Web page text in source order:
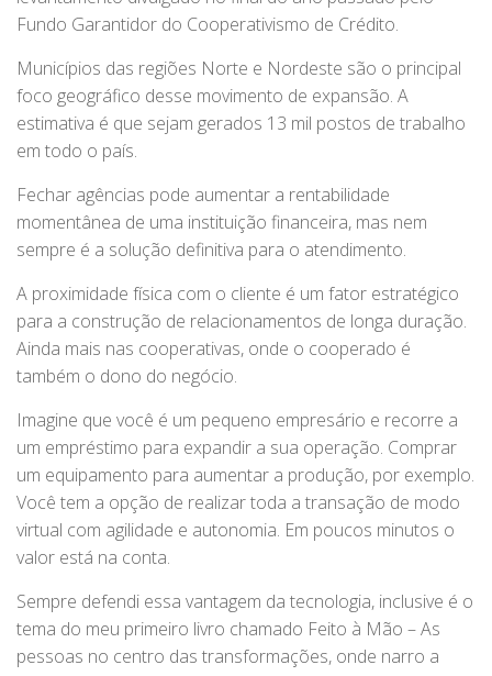
Fundo Garantidor do Cooperativismo de Crédito.
Municípios das regiões Norte e Nordeste são o principal
foco geográfico desse movimento de expansão. A
estimativa é que sejam gerados 13 mil postos de trabalho
em todo o país.
Fechar agências pode aumentar a rentabilidade
momentânea de uma instituição financeira, mas nem
sempre é a solução definitiva para o atendimento.
A proximidade física com o cliente é um fator estratégico
para a construção de relacionamentos de longa duração.
Ainda mais nas cooperativas, onde o cooperado é
também o dono do negócio.
Imagine que você é um pequeno empresário e recorre a
um empréstimo para expandir a sua operação. Comprar
um equipamento para aumentar a produção, por exemplo.
Você tem a opção de realizar toda a transação de modo
virtual com agilidade e autonomia. Em poucos minutos o
valor está na conta.
Sempre defendi essa vantagem da tecnologia, inclusive é o
tema do meu primeiro livro chamado Feito à Mão – As
pessoas no centro das transformações, onde narro a